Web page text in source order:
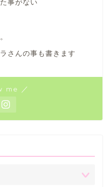
事がない
さんの事も書きます
me ／